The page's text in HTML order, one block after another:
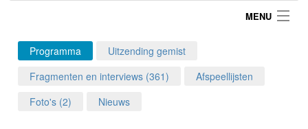
MENU
Login
Home
Programma
Uitzending gemist
Fragmenten en interviews (361)
Afspeellijsten
Foto's (2)
Nieuws